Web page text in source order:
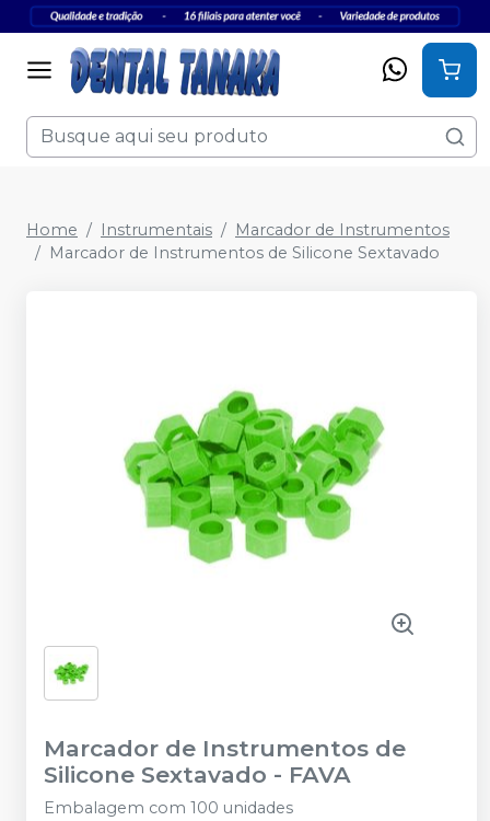
Home Instrumentais
Marcador de Instrumentos
Marcador de Instrumentos de Silicone Sextavado
Marcador de Instrumentos de
Silicone Sextavado - FAVA
Embalagem com 100 unidades